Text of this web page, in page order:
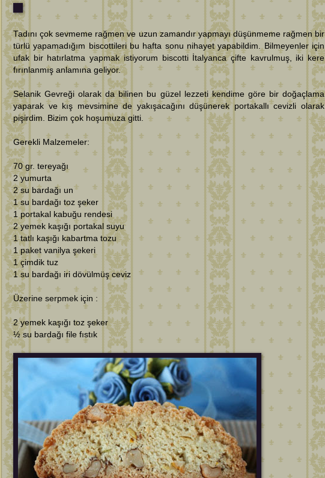
Tadını çok sevmeme rağmen ve uzun zamandır yapmayı düşünmeme rağmen bir
türlü yapamadığım biscottileri bu hafta sonu nihayet yapabildim. Bilmeyenler için
ufak bir hatırlatma yapmak istiyorum biscotti İtalyanca çifte kavrulmuş, iki kere
fırınlanmış anlamına geliyor.
Selanik Gevreği olarak da bilinen bu güzel lezzeti kendime göre bir doğaçlama
yaparak ve kış mevsimine de yakışacağını düşünerek portakallı cevizli olarak
pişirdim. Bizim çok hoşumuza gitti.
Gerekli Malzemeler:
70 gr. tereyağı
2 yumurta
2 su bardağı un
1 su bardağı toz şeker
1 portakal kabuğu rendesi
2 yemek kaşığı portakal suyu
1 tatlı kaşığı kabartma tozu
1 paket vanilya şekeri
1 çimdik tuz
1 su bardağı iri dövülmüş ceviz
Üzerine serpmek için :
2 yemek kaşığı toz şeker
½ su bardağı file fıstık